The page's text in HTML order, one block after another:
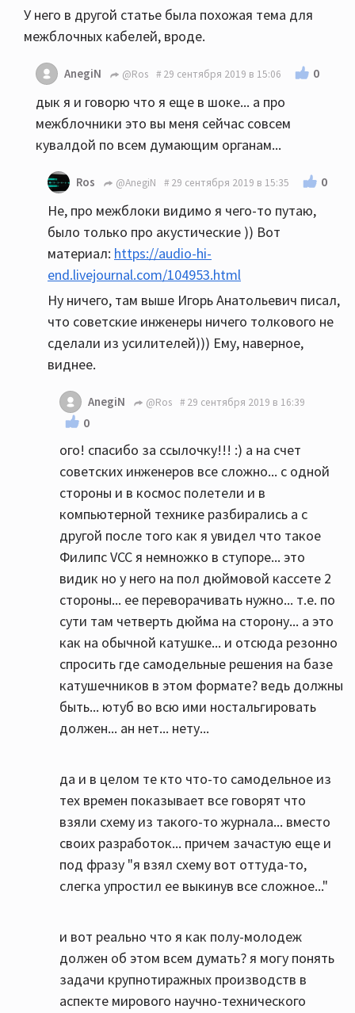
У него в другой статье была похожая тема для
межблочных кабелей, вроде.
AnegiN @Ros 29 сентября 2019 в 15:06 0
дык я и говорю что я еще в шоке... а про
межблочники это вы меня сейчас совсем
кувалдой по всем думающим органам...
Ros @AnegiN 29 сентября 2019 в 15:35 0
Не, про межблоки видимо я чего-то путаю,
было только про акустические )) Вот
материал: https://audio-hi-
end.livejournal.com/104953.html
Ну ничего, там выше Игорь Анатольевич писал,
что советские инженеры ничего толкового не
сделали из усилителей))) Ему, наверное,
виднее.
AnegiN @Ros 29 сентября 2019 в 16:39
0
ого! спасибо за ссылочку!!! :) а на счет
советских инженеров все сложно... с одной
стороны и в космос полетели и в
компьютерной технике разбирались а с
другой после того как я увидел что такое
Филипс VCC я немножко в ступоре... это
видик но у него на пол дюймовой кассете 2
стороны... ее переворачивать нужно... т.е. по
сути там четверть дюйма на сторону... а это
как на обычной катушке... и отсюда резонно
спросить где самодельные решения на базе
катушечников в этом формате? ведь должны
быть... ютуб во всю ими ностальгировать
должен... ан нет... нету...
да и в целом те кто что-то самодельное из
тех времен показывает все говорят что
взяли схему из такого-то журнала... вместо
своих разработок... причем зачастую еще и
под фразу "я взял схему вот оттуда-то,
слегка упростил ее выкинув все сложное..."
и вот реально что я как полу-молодеж
должен об этом всем думать? я могу понять
задачи крупнотиражных производств в
аспекте мирового научно-технического